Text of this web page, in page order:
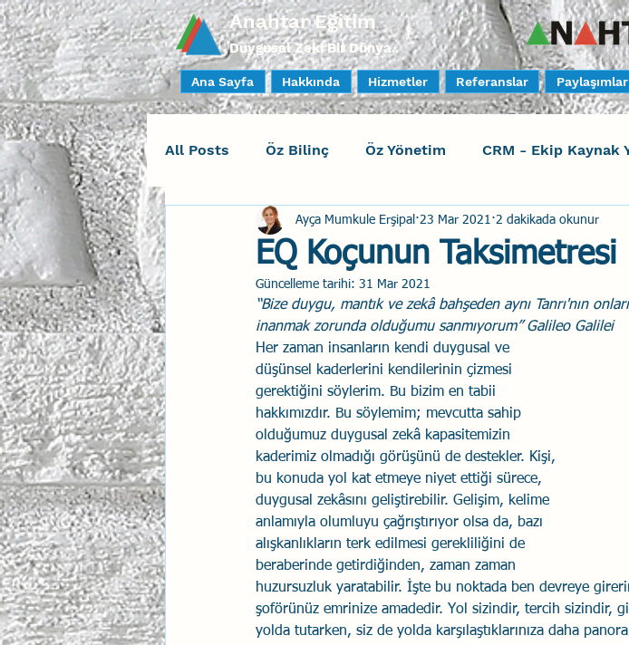
Anahtar Eğitim
Duygusal Zeki Bir Dünya..
Ana Sayfa Hakkında Hizmetler Referanslar Paylaşımlar
All Posts Öz Bilinç Öz Yönetim CRM - Ekip Kaynak
Sosyal Bilinç İlişki Yönetimi Harrison Assessments
Yaratıcı Drama İnsan Faktörleri - Human Factors
Duygusal Zeka Koçluğu Uçak Kazaları
İlişki Yönetimi Sun Tzu Savaş Sanatı
Psikolojik Güvenlik Havacılık Eğitimler
EQ Koçunun Taksimetresi
Ayça Mumkule Erşipal 23 Mar 2021 2 dakikada okunur
Güncelleme tarihi: 31 Mar 2021
“Bize duygu, mantık ve zekâ bahşeden aynı Tanrı'nın
inanmak zorunda olduğumu sanmıyorum” Galileo Galilei
Her zaman insanların kendi duygusal ve
düşünsel kaderlerini kendilerinin çizmesi
gerektiğini söylerim. Bu bizim en tabii
hakkımızdır. Bu söylemim; mevcutta sahip
olduğumuz duygusal zekâ kapasitemizin
kaderimiz olmadığı görüşünü de destekler. Kişi,
bu konuda yol kat etmeye niyet ettiği sürece,
duygusal zekâsını geliştirebilir. Gelişim, kelime
anlamıyla olumluyu çağrıştırıyor olsa da, bazı
alışkanlıkların terk edilmesi gerekliliğini de
beraberinde getirdiğinden, zaman zaman
huzursuzluk yaratabilir. İşte bu noktada ben devreye
şoförünüz emrinize amadedir. Yol sizindir, tercih sizindir,
yolda tutarken, siz de yolda karşılaştıklarınıza daha